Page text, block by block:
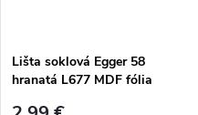
Lišta soklová Egger 58
hranatá L677 MDF fólia